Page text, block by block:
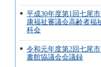
平成30年度第1回七尾
康福祉審議会高齢者福
科会
令和元年度第2回七尾市
書館協議会会議録